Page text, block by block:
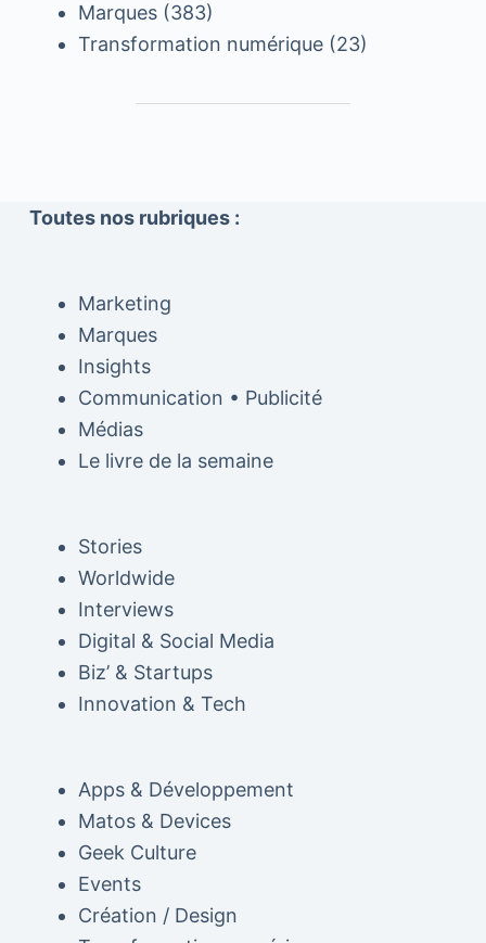
Marques(383)
Transformation numérique(23)
Toutes nos rubriques :
Marketing
Marques
Insights
Communication • Publicité
Médias
Le livre de la semaine
Stories
Worldwide
Interviews
Digital & Social Media
Biz’ & Startups
Innovation & Tech
Apps & Développement
Matos & Devices
Geek Culture
Events
Création / Design